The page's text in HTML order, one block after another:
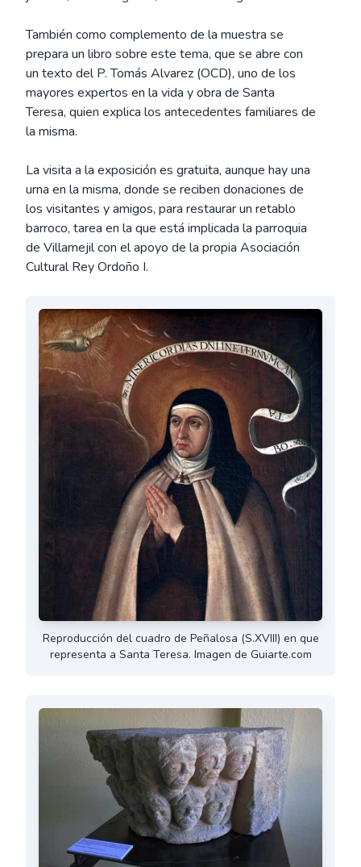
También como complemento de la muestra se
prepara un libro sobre este tema, que se abre con
un texto del P. Tomás Alvarez (OCD), uno de los
mayores expertos en la vida y obra de Santa
Teresa, quien explica los antecedentes familiares de
la misma.
La visita a la exposición es gratuita, aunque hay una
urna en la misma, donde se reciben donaciones de
los visitantes y amigos, para restaurar un retablo
barroco, tarea en la que está implicada la parroquia
de Villamejil con el apoyo de la propia Asociación
Cultural Rey Ordoño I.
Reproducción del cuadro de Peñalosa (S.XVIII) en que
representa a Santa Teresa. Imagen de Guiarte.com